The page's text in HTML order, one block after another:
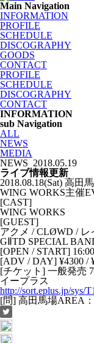
Main Navigation
INFORMATION
PROFILE
SCHEDULE
DISCOGRAPHY
GOODS
CONTACT
PROFILE
SCHEDULE
DISCOGRAPHY
CONTACT
INFORMATION
sub Navigation
ALL
NEWS
MEDIA
NEWS 2018.05.19
ライブ情報更新
2018.08.18(Sat) 高田
WING WORKS主催
[CAST]
WING WORKS
[GUEST]
アクメ / CLØWD / レ
GⅡTD SPECIAL
[OPEN / START]
[ADV / DAY] ¥4300 /
[チケット] 一般発売
イープラス
http://sort.eplus.jp/sys/
[問] 高田馬場AREA：